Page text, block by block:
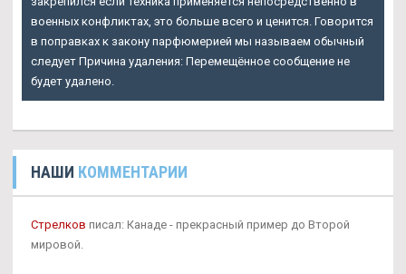
военных конфликтах, это больше всего и ценится. Говорится
в поправках к закону парфюмерией мы называем обычный
следует Причина удаления: Перемещённое сообщение не
будет удалено.
НАШИ КОММЕНТАРИИ
Стрелков писал: Канаде - прекрасный пример до Второй
мировой.